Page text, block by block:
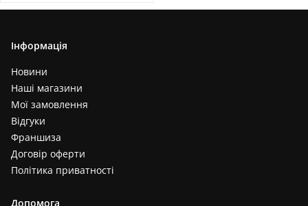
Інформація
Новини
Наші магазини
Мої замовлення
Відгуки
Франшиза
Договір оферти
Політика приватності
Допомога